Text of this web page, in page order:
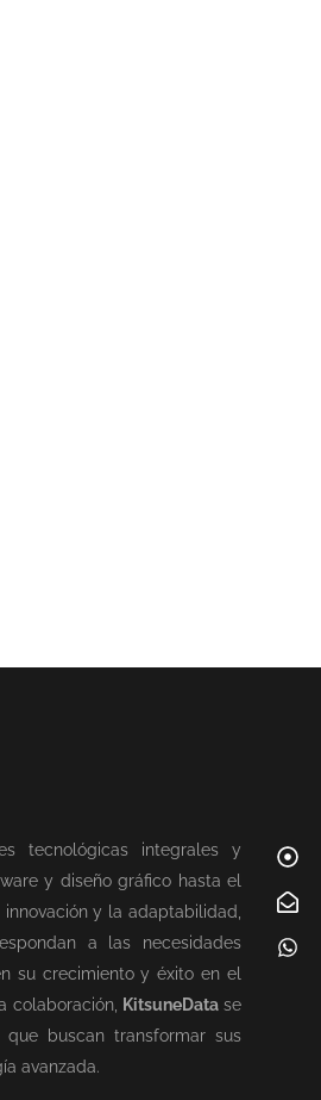
tecnológicas integrales y
y diseño gráfico hasta el
y la adaptabilidad,
a las necesidades
su crecimiento y éxito en el
colaboración, KitsuneDatase
buscan transformar sus
avanzada.